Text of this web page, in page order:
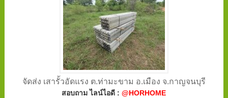
จัดส่ง เสารั้วอัดแรง ต.ท่ามะขาม อ.เมือง จ.กาญจนบุรี
สอบถาม ไลน์ไอดี :@HORHOME